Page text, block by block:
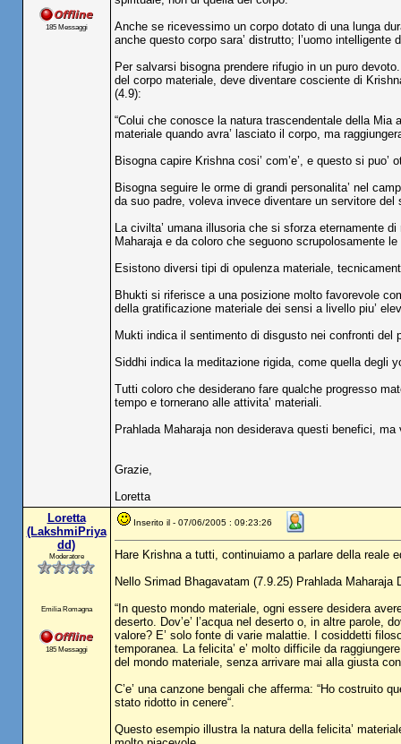
185 Messaggi
Anche se ricevessimo un corpo dotato di una lunga
anche questo corpo sara’ distrutto; l’uomo intelligente
Per salvarsi bisogna prendere rifugio in un puro
del corpo materiale, deve diventare cosciente di
(4.9):
“Colui che conosce la natura trascendentale della Mia
materiale quando avra’ lasciato il corpo, ma
Bisogna capire Krishna cosi’ com’e’, e questo si
Bisogna seguire le orme di grandi personalita’ nel
da suo padre, voleva invece diventare un servitore del
La civilta’ umana illusoria che si sforza eternamente
Maharaja e da coloro che seguono scrupolosamente
Esistono diversi tipi di opulenza materiale,
Bhukti si riferisce a una posizione molto favorevole
della gratificazione materiale dei sensi a livello piu’
Mukti indica il sentimento di disgusto nei confronti del
Siddhi indica la meditazione rigida, come quella degli
Tutti coloro che desiderano fare qualche progresso
tempo e tornerano alle attivita’ materiali.
Prahlada Maharaja non desiderava questi benefici,
Grazie,
Loretta
Loretta
(LakshmiPriya
dd)
Moderatore
Emilia Romagna
185 Messaggi
Inserito il - 07/06/2005 : 09:23:26
Hare Krishna a tutti, continuiamo a parlare della reale
Nello Srimad Bhagavatam (7.9.25) Prahlada Maharaja
“In questo mondo materiale, ogni essere desidera
deserto. Dov’e’ l’acqua nel deserto o, in altre parole,
valore? E’ solo fonte di varie malattie. I cosiddetti
temporanea. La felicita’ e’ molto difficile da
del mondo materiale, senza arrivare mai alla giusta
C’e’ una canzone bengali che afferma: “Ho costruito
stato ridotto in cenere“.
Questo esempio illustra la natura della felicita’